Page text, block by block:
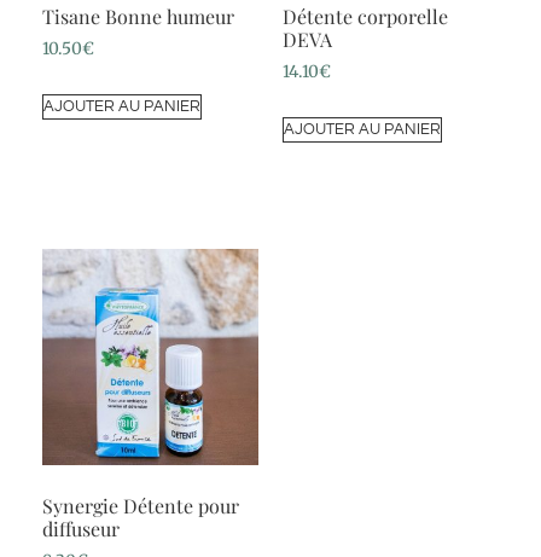
Tisane Bonne humeur
10.50€
AJOUTER AU PANIER
Détente corporelle
DEVA
14.10€
AJOUTER AU PANIER
Synergie Détente pour
diffuseur